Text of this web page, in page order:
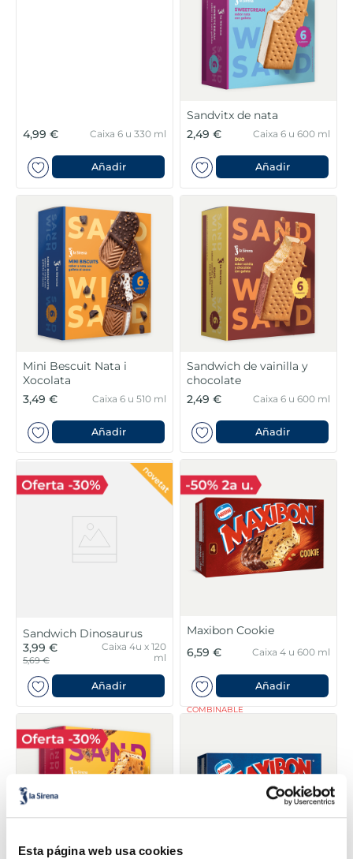
Esta página web usa cookies
4,99 € Caixa 6 u 330 ml
Añadir
Sandvitx de nata
2,49 €
Caixa 6 u 600 ml
Añadir
Mini Bescuit Nata i
Xocolata
3,49 €
Caixa 6 u 510 ml
Añadir
Sandwich de vainilla y
chocolate
2,49 €
Caixa 6 u 600 ml
Añadir
Sandwich Dinosaurus
3,99 €
5,69 €
Caixa 4u x 120
ml
Añadir
Maxibon Cookie
6,59 €
COMBINABLE
Caixa 4 u 600 ml
Añadir